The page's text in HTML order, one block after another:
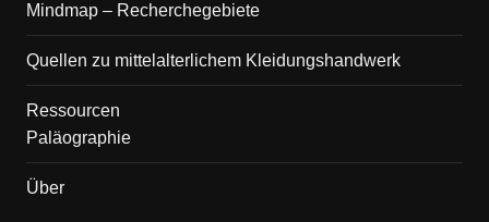
Mindmap – Recherchegebiete
Quellen zu mittelalterlichem Kleidungshandwerk
Ressourcen
Paläographie
Über